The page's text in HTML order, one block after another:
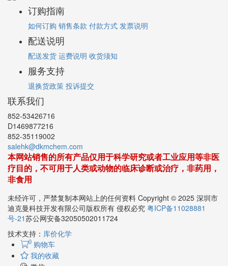
订购指南
如何订购 销售条款 付款方式 发票说明
配送说明
配送发货 运费说明 收货须知
服务支持
退换货政策 投诉提交
联系我们
852-53426716
D1469877216
852-35119002
salehk@dkmchem.com
本网站销售的所有产品仅用于科学研究或者工业应用等非医
疗目的，不可用于人类或动物的临床诊断或治疗，非药用，
非食用
未经许可，严禁复制本网站上的任何资料 Copyright © 2025 深圳市
迪克曼科技开发有限公司版权所有 侵权必究 粤ICP备11028881
号-21苏公网安备32050502011724
技术支持： 库价化学
0 购物车
我的收藏